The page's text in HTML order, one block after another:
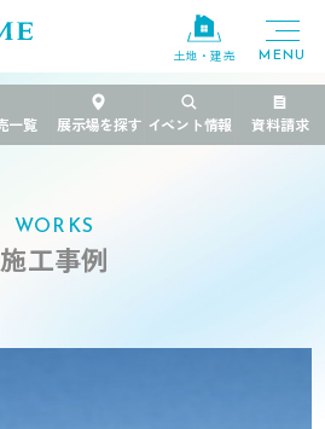
土地・建売
施工事例 >朝日が似合う家
WORKS
施工事例